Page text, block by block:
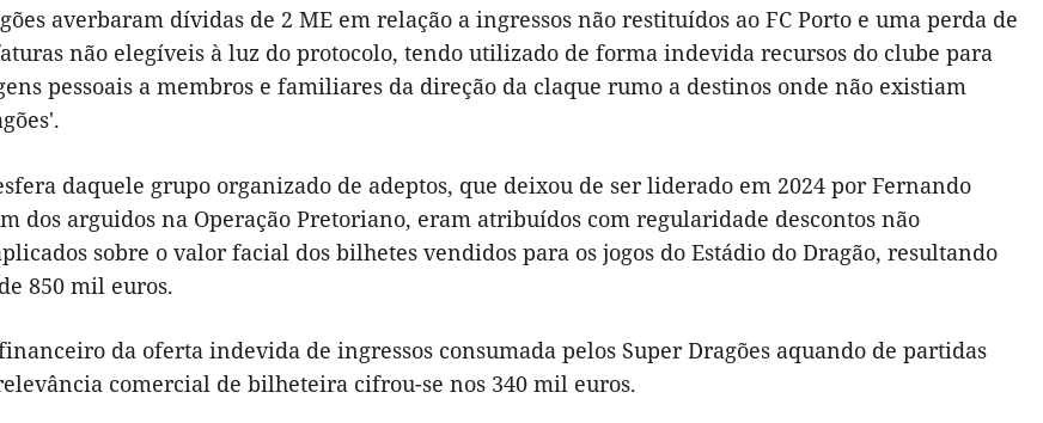
averbaram dívidas de 2 ME em relação a ingressos não restituídos ao FC Porto e uma perda de
não elegíveis à luz do protocolo, tendo utilizado de forma indevida recursos do clube para
pessoais a membros e familiares da direção da claque rumo a destinos onde não existiam
daquele grupo organizado de adeptos, que deixou de ser liderado em 2024 por Fernando
dos arguidos na Operação Pretoriano, eram atribuídos com regularidade descontos não
sobre o valor facial dos bilhetes vendidos para os jogos do Estádio do Dragão, resultando
850 mil euros.
da oferta indevida de ingressos consumada pelos Super Dragões aquando de partidas
comercial de bilheteira cifrou-se nos 340 mil euros.